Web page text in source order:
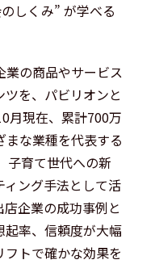
しくみ” が学べる
業の商品やサービス
を、パビリオンと
月現在、累計700万
な業種を代表する
子育て世代への新
ィング手法として活
企業の成功事例と
起率、信頼度が大幅
トで確かな効果を